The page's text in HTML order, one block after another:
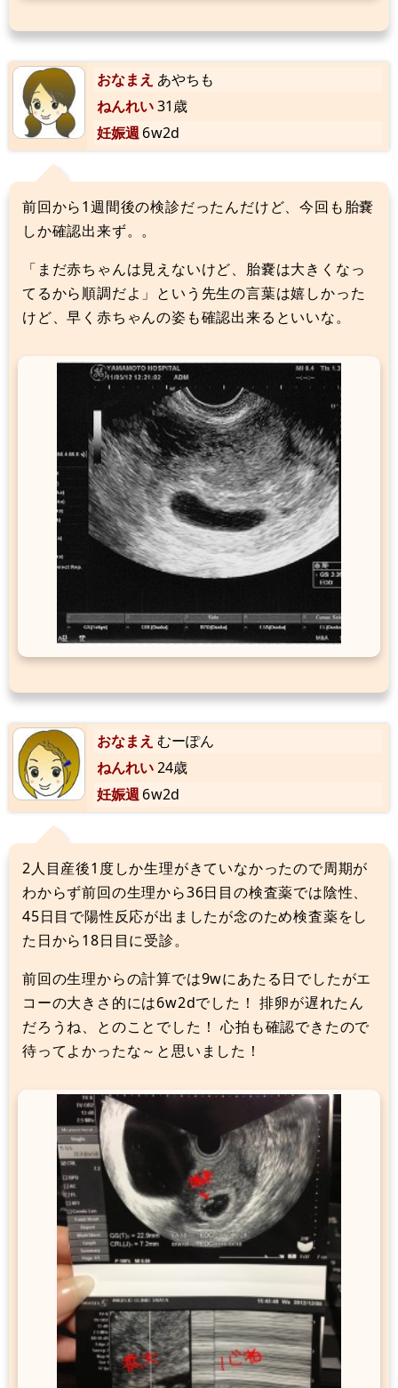
おなまえ あやちも
ねんれい31歳
妊娠週6w2d
前回から1週間後の検診だったんだけど、今回も胎嚢
しか確認出来ず。。
「まだ赤ちゃんは見えないけど、胎嚢は大きくなっ
てるから順調だよ」という先生の言葉は嬉しかった
けど、早く赤ちゃんの姿も確認出来るといいな。
おなまえ むーぽん
ねんれい24歳
妊娠週6w2d
2人目産後1度しか生理がきていなかったので周期が
わからず前回の生理から36日目の検査薬では陰性、
45日目で陽性反応が出ましたが念のため検査薬をし
た日から18日目に受診。
前回の生理からの計算では9wにあたる日でしたがエ
コーの大きさ的には6w2dでした！ 排卵が遅れたん
だろうね、とのことでした！ 心拍も確認できたので
待ってよかったな～と思いました！